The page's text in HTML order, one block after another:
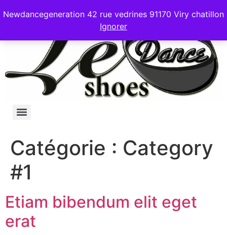
Newdancegeneration 42 rue vedrines 91170 Viry chatillon
Ignorer
Catégorie : Category
#1
Etiam bibendum elit eget
erat